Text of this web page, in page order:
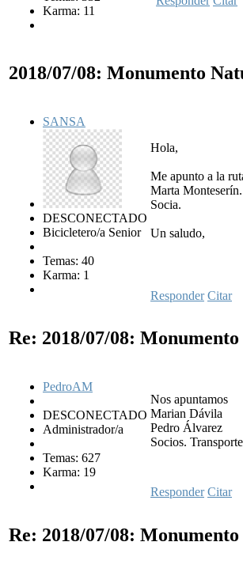
Karma: 11
2018/07/08: Monumento
SANSA
DESCONECTADO
Bicicletero/a Senior
Temas: 40
Karma: 1
Hola,
Me apunto a la
Marta Monteserín.
Socia.
Un saludo,
Responder Citar
Re: 2018/07/08:
PedroAM
DESCONECTADO
Administrador/a
Temas: 627
Karma: 19
Nos apuntamos
Marian Dávila
Pedro Álvarez
Socios.
Responder Citar
Re: 2018/07/08: